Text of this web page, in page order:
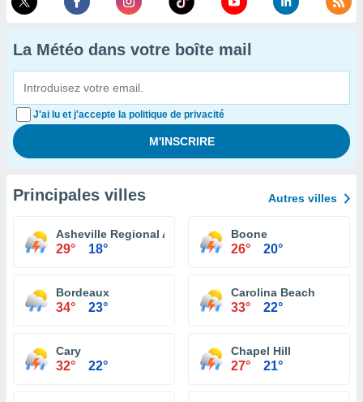
La Météo dans votre boîte mail
J'ai lu et j'accepte la politique de privacité
Principales villes Autres villes
Asheville Regional Airport
29° 18°
Boone
26° 20°
Bordeaux
34° 23°
Carolina Beach
33° 22°
Cary
32° 22°
Chapel Hill
27° 21°